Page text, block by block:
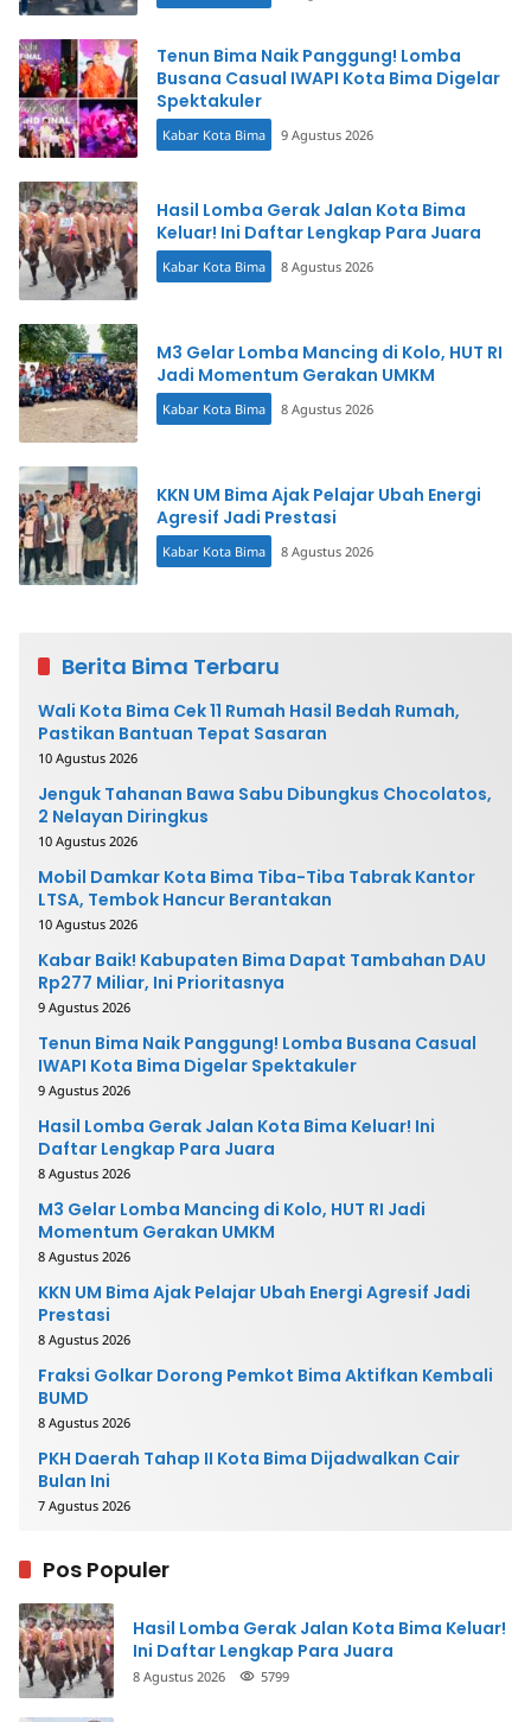
Tenun Bima Naik Panggung! Lomba
Busana Casual IWAPI Kota Bima Digelar
Spektakuler
Kabar Kota Bima 9 Agustus 2026
Hasil Lomba Gerak Jalan Kota Bima
Keluar! Ini Daftar Lengkap Para Juara
Kabar Kota Bima 8 Agustus 2026
M3 Gelar Lomba Mancing di Kolo, HUT RI
Jadi Momentum Gerakan UMKM
Kabar Kota Bima 8 Agustus 2026
KKN UM Bima Ajak Pelajar Ubah Energi
Agresif Jadi Prestasi
Kabar Kota Bima 8 Agustus 2026
Berita Bima Terbaru
Wali Kota Bima Cek 11 Rumah Hasil Bedah Rumah,
Pastikan Bantuan Tepat Sasaran
10 Agustus 2026
Jenguk Tahanan Bawa Sabu Dibungkus Chocolatos,
2 Nelayan Diringkus
10 Agustus 2026
Mobil Damkar Kota Bima Tiba-Tiba Tabrak Kantor
LTSA, Tembok Hancur Berantakan
10 Agustus 2026
Kabar Baik! Kabupaten Bima Dapat Tambahan DAU
Rp277 Miliar, Ini Prioritasnya
9 Agustus 2026
Tenun Bima Naik Panggung! Lomba Busana Casual
IWAPI Kota Bima Digelar Spektakuler
9 Agustus 2026
Hasil Lomba Gerak Jalan Kota Bima Keluar! Ini
Daftar Lengkap Para Juara
8 Agustus 2026
M3 Gelar Lomba Mancing di Kolo, HUT RI Jadi
Momentum Gerakan UMKM
8 Agustus 2026
KKN UM Bima Ajak Pelajar Ubah Energi Agresif Jadi
Prestasi
8 Agustus 2026
Fraksi Golkar Dorong Pemkot Bima Aktifkan Kembali
BUMD
8 Agustus 2026
PKH Daerah Tahap II Kota Bima Dijadwalkan Cair
Bulan Ini
7 Agustus 2026
Pos Populer
Hasil Lomba Gerak Jalan Kota Bima Keluar!
Ini Daftar Lengkap Para Juara
8 Agustus 2026 5799